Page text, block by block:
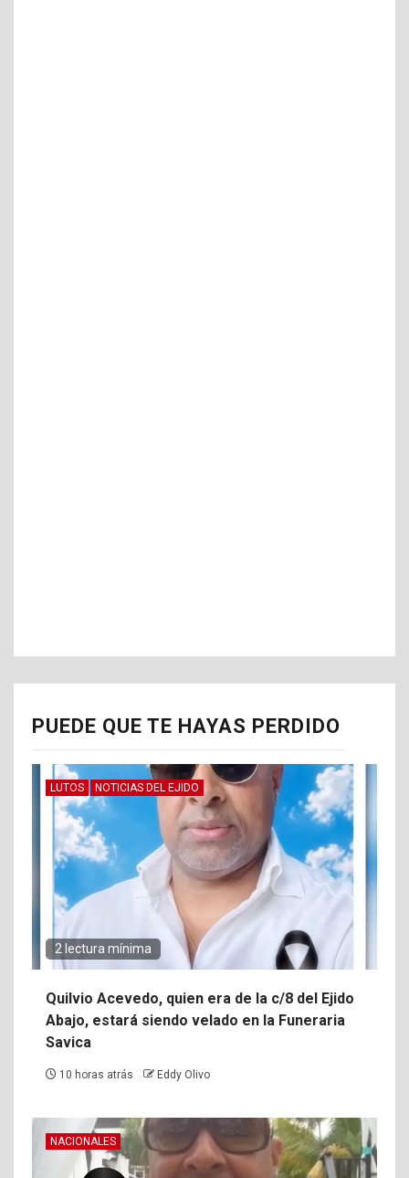
PUEDE QUE TE HAYAS PERDIDO
LUTOS NOTICIAS DEL EJIDO
2 lectura mínima
Quilvio Acevedo, quien era de la c/8 del Ejido
Abajo, estará siendo velado en la Funeraria
Savica
10 horas atrás Eddy Olivo
NACIONALES